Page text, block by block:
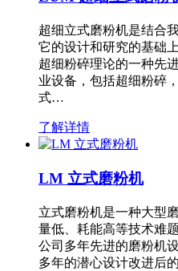
超细立式磨粉机是结合
它的设计和研究的基础
超细粉碎理论的一种先
业设备，包括超细粉碎
式…
了解详情
LM 立式磨粉机
立式磨粉机是一种大型
量低、耗能高等技术难
公司多年先进的磨粉机
多年的潜心设计改进后